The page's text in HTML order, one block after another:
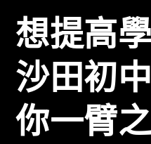
想提高
沙田初
你一臂